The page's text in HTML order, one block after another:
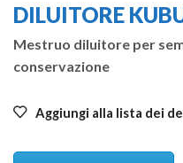
DILUITORE
Mestruo diluitore per
conservazione
Aggiungi alla lista dei